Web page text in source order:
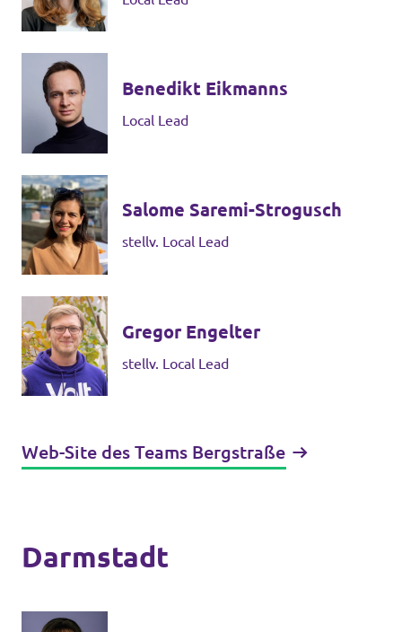
Volt Deutschland Merchandise Shop
Unsere Events
Kommunalwahl 2026
Mache bei uns mit!
Deine Spende für Volt!
Leichte Sprache
Jobs bei Volt Hessen
Datenschutz
Impressum
Benedikt Eikmanns
Local Lead
Salome Saremi-Strogusch
stellv. Local Lead
Gregor Engelter
stellv. Local Lead
Web-Site des Teams Bergstraße
Darmstadt